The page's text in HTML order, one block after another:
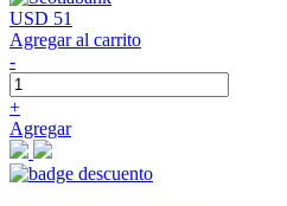
USD 51
Agregar al carrito
-
+
Agregar